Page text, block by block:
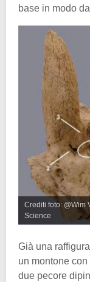
base in modo
Crediti foto: @Wim
Science
Già una
un montone
due pecore